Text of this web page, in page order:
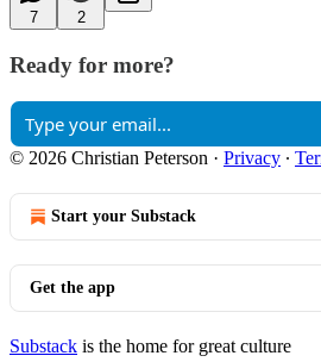
7 2
Ready for more?
© 2026 Christian Peterson · Privacy ∙
Start your Substack
Get the app
Substack is the home for great culture